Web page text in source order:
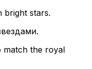
bright stars.
match the royal